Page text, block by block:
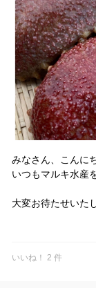
この機会に瀬戸内
みなさん、こんに
いつもマルキ水産
大変お待たせいた
ており、もちろん
いいね！ 2 件